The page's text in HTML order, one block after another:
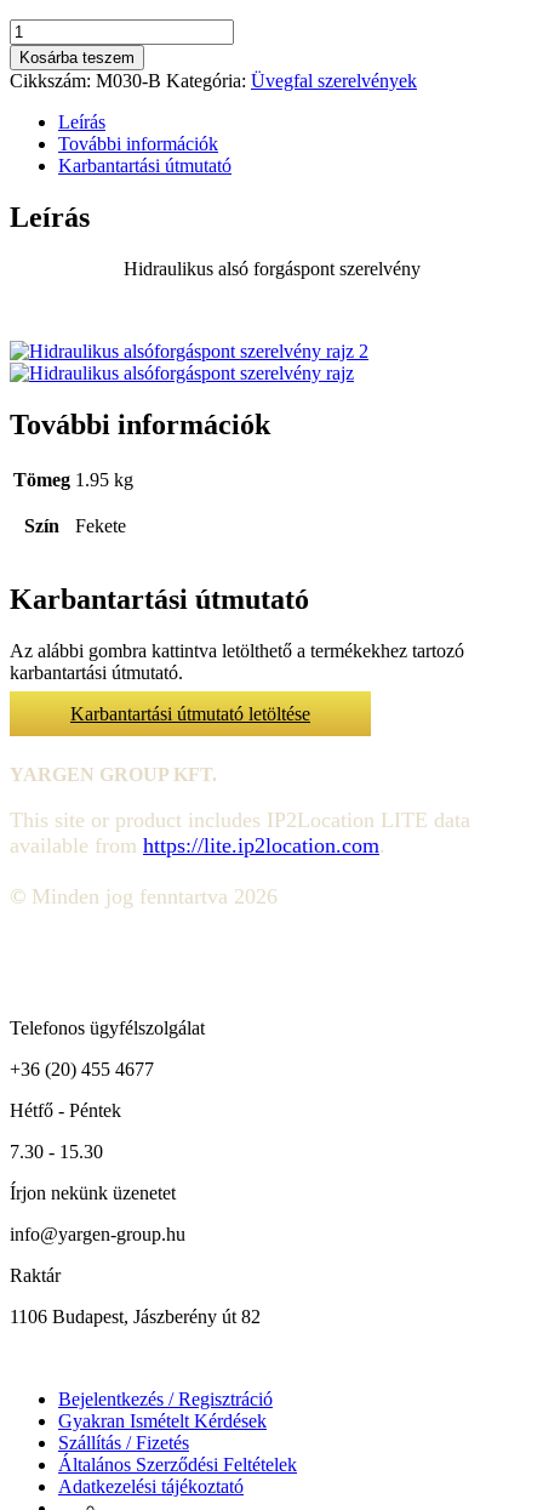
Hidraulikus
ajtópánt
FEKETE
mennyiség
Kosárba teszem
Cikkszám: M030-B Kategória: Üvegfal szerelvények
Leírás
További információk
Karbantartási útmutató
Leírás
Hidraulikus alsó forgáspont szerelvény
További információk
Tömeg 1.95 kg
Szín Fekete
Karbantartási útmutató
Az alábbi gombra kattintva letölthető a termékekhez tartozó
karbantartási útmutató.
Karbantartási útmutató letöltése
YARGEN GROUP KFT.
This site or product includes IP2Location LITE data
available from https://lite.ip2location.com.
© Minden jog fenntartva 2026
Telefonos ügyfélszolgálat
+36 (20) 455 4677
Hétfő - Péntek
7.30 - 15.30
Írjon nekünk üzenetet
info@yargen-group.hu
Raktár
1106 Budapest, Jászberény út 82
Bejelentkezés / Regisztráció
Gyakran Ismételt Kérdések
Szállítás / Fizetés
Általános Szerződési Feltételek
Adatkezelési tájékoztató